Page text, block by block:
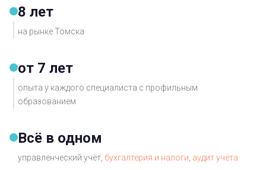
8 лет
на рынке Томска
от 7 лет
опыта у каждого специалиста с профильным
образованием
Всё в одном
управленческий учёт, бухгалтерия и налоги аудит учёта